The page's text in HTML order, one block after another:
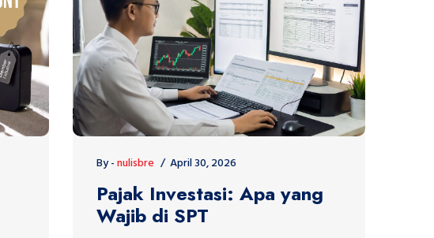
By -nulisbre April 30, 2026
Pajak Investasi: Apa yang
Wajib di SPT